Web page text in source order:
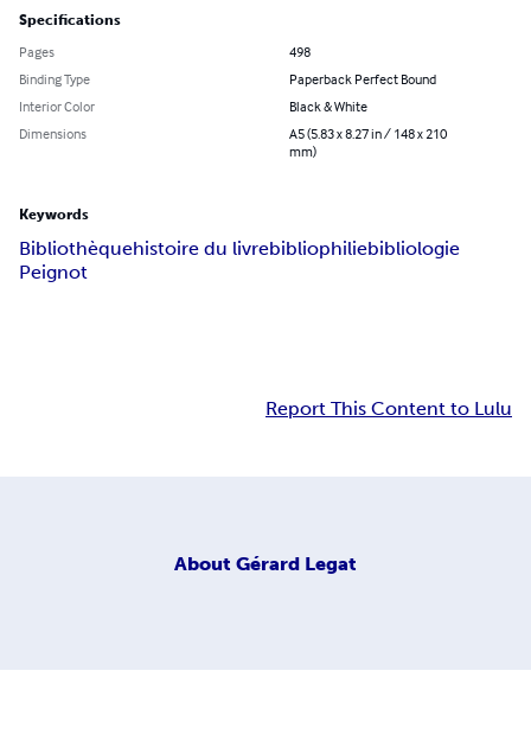
Specifications
Pages
498
Binding Type
Paperback Perfect Bound
Interior Color
Black & White
Dimensions
A5 (5.83 x 8.27 in / 148 x 210
mm)
Keywords
Bibliothèquehistoire du livrebibliophiliebibliologie
Peignot
Report This Content to Lulu
About Gérard Legat